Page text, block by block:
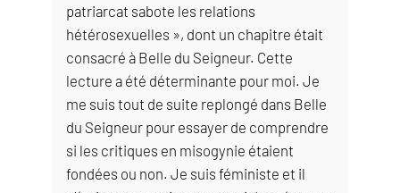
patriarcat sabote les relations
hétérosexuelles », dont un chapitre était
consacré à Belle du Seigneur. Cette
lecture a été déterminante pour moi. Je
me suis tout de suite replongé dans Belle
du Seigneur pour essayer de comprendre
si les critiques en misogynie étaient
fondées ou non. Je suis féministe et il